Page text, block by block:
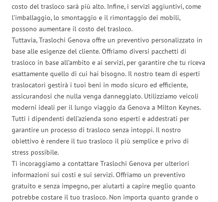
costo del trasloco sarà più alto. Infine, i servizi aggiuntivi, come
l’imballaggio, lo smontaggio e il rimontaggio dei mobili,
possono aumentare il costo del trasloco.
Tuttavia, Traslochi Genova offre un preventivo personalizzato in
base alle esigenze del cliente. Offriamo diversi pacchetti di
trasloco in base all’ambito e ai servizi, per garantire che tu riceva
esattamente quello di cui hai bisogno. Il nostro team di esperti
traslocatori gestirà i tuoi beni in modo sicuro ed efficiente,
assicurandosi che nulla venga danneggiato. Utilizziamo veicoli
moderni ideali per il lungo viaggio da Genova a Milton Keynes.
Tutti i dipendenti dell’azienda sono esperti e addestrati per
garantire un processo di trasloco senza intoppi. Il nostro
obiettivo è rendere il tuo trasloco il più semplice e privo di
stress possibile.
Ti incoraggiamo a contattare Traslochi Genova per ulteriori
informazioni sui costi e sui servizi. Offriamo un preventivo
gratuito e senza impegno, per aiutarti a capire meglio quanto
potrebbe costare il tuo trasloco. Non importa quanto grande o